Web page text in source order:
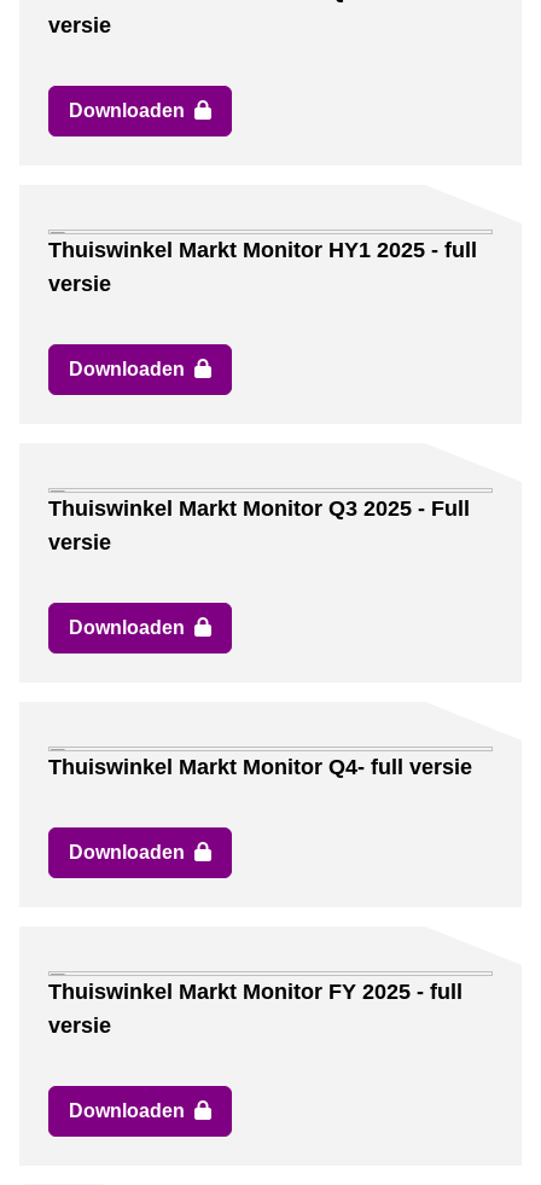
versie
Downloaden
Thuiswinkel Markt Monitor HY1 2025 - full
versie
Downloaden
Thuiswinkel Markt Monitor Q3 2025 - Full
versie
Downloaden
Thuiswinkel Markt Monitor Q4- full versie
Downloaden
Thuiswinkel Markt Monitor FY 2025 - full
versie
Downloaden